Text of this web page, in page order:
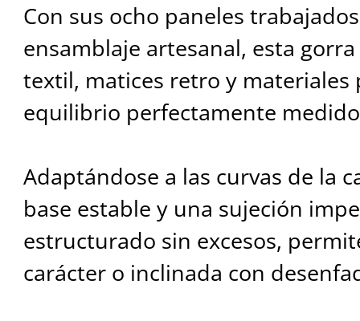
Con sus ocho paneles
ensamblaje artesanal, esta
textil, matices retro y
equilibrio perfectamente
Adaptándose a las curvas de la
base estable y una sujeción
estructurado sin excesos,
carácter o inclinada con